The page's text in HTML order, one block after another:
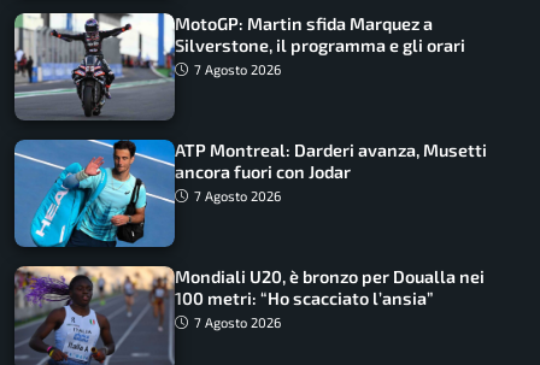
MotoGP: Martin sfida Marquez a
Silverstone, il programma e gli orari
7 Agosto 2026
ATP Montreal: Darderi avanza, Musetti
ancora fuori con Jodar
7 Agosto 2026
Mondiali U20, è bronzo per Doualla nei
100 metri: “Ho scacciato l’ansia”
7 Agosto 2026